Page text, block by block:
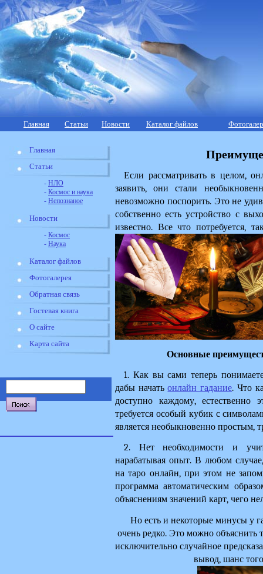
Главная Статьи Новости Каталог файлов
Главная
Статьи
- НЛО
- Космос и наука
- Непознаное
Новости
- Космос
- Наука
Каталог файлов
Фотогалерея
Обратная связь
Гостевая книга
О сайте
Карта сайта
Если рассматривать в целом,
заявить, они стали
невозможно поспорить. Это не
собственно есть устройство с
известно. Все что потребуется,
Основные
1. Как вы сами теперь
дабы начать онлайн гадание. Что
доступно каждому, естественно
требуется особый кубик с
является необыкновенно простым,
2. Нет необходимости и
нарабатывая опыт. В любом
на таро онлайн, при этом не
программа автоматическим
объяснениям значений карт, чего
Но есть и некоторые минусы у
очень редко. Это можно объяснить
исключительно случайное
вывод, шанс